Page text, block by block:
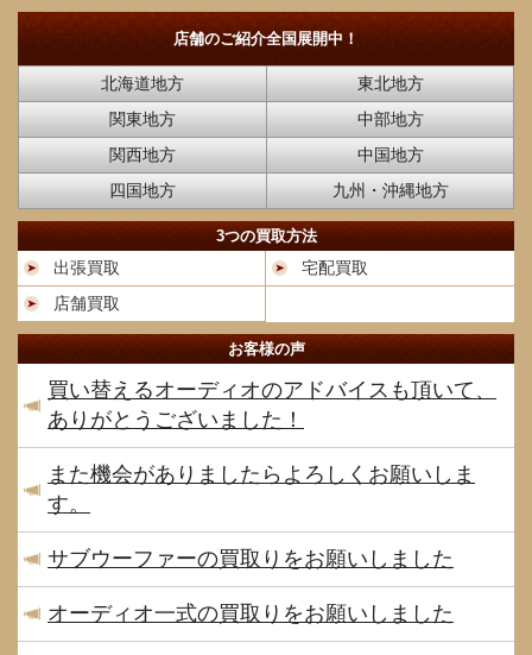
店舗のご紹介全国展開中！
北海道地方
東北地方
関東地方
中部地方
関西地方
中国地方
四国地方
九州・沖縄地方
3つの買取方法
出張買取
宅配買取
店舗買取
お客様の声
買い替えるオーディオのアドバイスも頂いて、
ありがとうございました！
また機会がありましたらよろしくお願いしま
す。
サブウーファーの買取りをお願いしました
オーディオ一式の買取りをお願いしました